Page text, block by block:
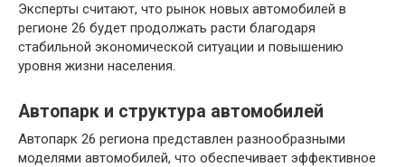
Эксперты считают, что рынок новых автомобилей в
регионе 26 будет продолжать расти благодаря
стабильной экономической ситуации и повышению
уровня жизни населения.
Автопарк и структура автомобилей
Автопарк 26 региона представлен разнообразными
моделями автомобилей, что обеспечивает эффективное